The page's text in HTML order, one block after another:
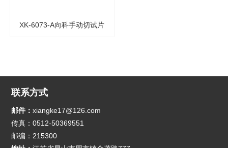
XK-6073-A向科手动切试片
联系方式
邮件：xiangke17@126.com
传真：0512-50369551
邮编：215300